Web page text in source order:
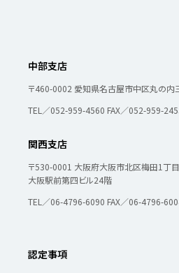
中部支店
〒460-0002 愛知県名古屋市中区丸の内
TEL／052-959-4560 FAX／052-959-
関西支店
〒530-0001 大阪府大阪市北区梅田1丁
大阪駅前第四ビル24階
TEL／06-4796-6090 FAX／06-4796-
認定事項